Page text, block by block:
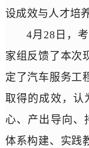
设成效与人才培
4月28日，
家组反馈了本次
定了汽车服务工
取得的成效，认
心、产出导向、
体系构建、实践